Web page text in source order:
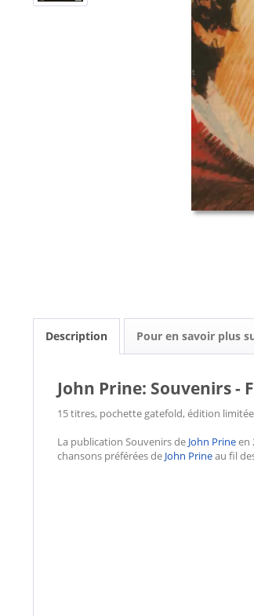
Description Pour en savoir plus
John Prine: Souvenirs -
15 titres, pochette gatefold, édition limitée
La publication Souvenirs de John Prineen
chansons préférées de John Prineau fil